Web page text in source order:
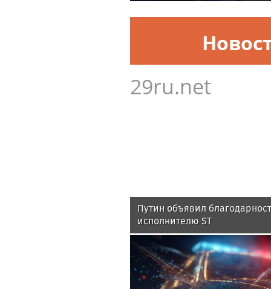
29ru.net
Путин объявил
исполнителю ST